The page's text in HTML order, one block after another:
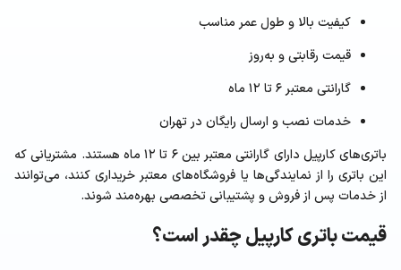
کیفیت بالا و طول عمر مناسب
قیمت رقابتی و به‌روز
گارانتی معتبر ۶ تا ۱۲ ماه
خدمات نصب و ارسال رایگان در تهران
باتری‌های کارپیل دارای گارانتی معتبر بین ۶ تا ۱۲ ماه هستند. مشتریانی که
این باتری را از نمایندگی‌ها یا فروشگاه‌های معتبر خریداری کنند، می‌توانند
از خدمات پس از فروش و پشتیبانی تخصصی بهره‌مند شوند.
قیمت باتری کارپیل چقدر است؟